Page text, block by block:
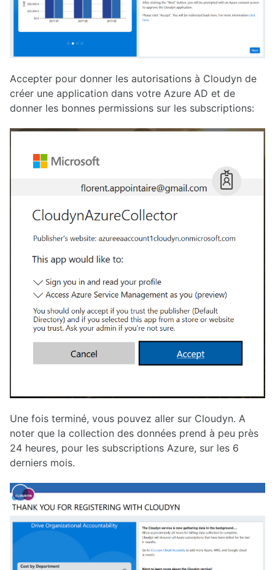
Accepter pour donner les autorisations à Cloudyn de
créer une application dans votre Azure AD et de
donner les bonnes permissions sur les subscriptions:
Une fois terminé, vous pouvez aller sur Cloudyn. A
noter que la collection des données prend à peu près
24 heures, pour les subscriptions Azure, sur les 6
derniers mois.